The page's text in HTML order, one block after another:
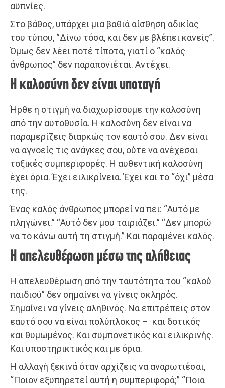
αϋπνίες.
Στο βάθος, υπάρχει μια βαθιά αίσθηση αδικίας
του τύπου, “Δίνω τόσα, και δεν με βλέπει κανείς”.
Όμως δεν λέει ποτέ τίποτα, γιατί ο “καλός
άνθρωπος” δεν παραπονιέται. Αντέχει.
Η καλοσύνη δεν είναι υποταγή
Ήρθε η στιγμή να διαχωρίσουμε την καλοσύνη
από την αυτοθυσία. Η καλοσύνη δεν είναι να
παραμερίζεις διαρκώς τον εαυτό σου. Δεν είναι
να αγνοείς τις ανάγκες σου, ούτε να ανέχεσαι
τοξικές συμπεριφορές. Η αυθεντική καλοσύνη
έχει όρια. Έχει ειλικρίνεια. Έχει και το “όχι” μέσα
της.
Ένας καλός άνθρωπος μπορεί να πει: “Αυτό με
πληγώνει.” “Αυτό δεν μου ταιριάζει.” “Δεν μπορώ
να το κάνω αυτή τη στιγμή.” Και παραμένει καλός.
Η απελευθέρωση μέσω της αλήθειας
Η απελευθέρωση από την ταυτότητα του “καλού
παιδιού” δεν σημαίνει να γίνεις σκληρός.
Σημαίνει να γίνεις αληθινός. Να επιτρέπεις στον
εαυτό σου να είναι πολύπλοκος – και δοτικός
και θυμωμένος. Και συμπονετικός και ειλικρινής.
Και υποστηρικτικός και με όρια.
Η αλλαγή ξεκινά όταν αρχίζεις να αναρωτιέσαι,
“Ποιον εξυπηρετεί αυτή η συμπεριφορά;” “Ποια